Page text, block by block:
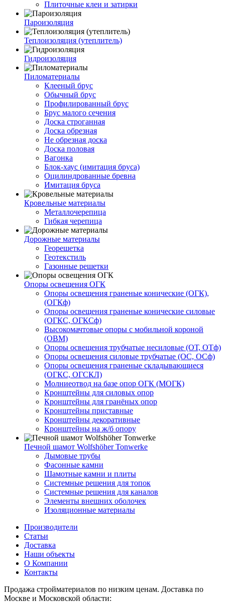
Плиточные клеи и затирки
Пароизоляция
Теплоизоляция (утеплитель)
Гидроизоляция
Пиломатериалы
Клееный брус
Обычный брус
Профилированный брус
Брус малого сечения
Доска строганная
Доска обрезная
Не обрезная доска
Доска половая
Вагонка
Блок-хаус (имитация бруса)
Оцилиндрованные бревна
Имитация бруса
Кровельные материалы
Металлочерепица
Гибкая черепица
Дорожные материалы
Георешетка
Геотекстиль
Газонные решетки
Опоры освещения ОГК
Опоры освещения граненые конические (ОГК),
(ОГКф)
Опоры освещения граненые конические силовые
(ОГКС, ОГКСф)
Высокомачтовые опоры с мобильной короной
(ОВМ)
Опоры освещения трубчатые несиловые (ОТ, ОТф)
Опоры освещения силовые трубчатые (ОС, ОСф)
Опоры освещения граненые складывающиеся
(ОГКС, ОГСКЛ)
Молниеотвод на базе опор ОГК (МОГК)
Кронштейны для силовых опор
Кронштейны для гранёных опор
Кронштейны приставные
Кронштейны декоративные
Кронштейны на ж/б опору
Печной шамот Wolfshöher Tonwerke
Дымовые трубы
Фасонные камни
Шамотные камни и плиты
Системные решения для топок
Системные решения для каналов
Элементы внешних оболочек
Изоляционные материалы
Производители
Статьи
Доставка
Наши объекты
О Компании
Контакты
Продажа стройматериалов по низким ценам. Доставка по
Москве и Московской области: